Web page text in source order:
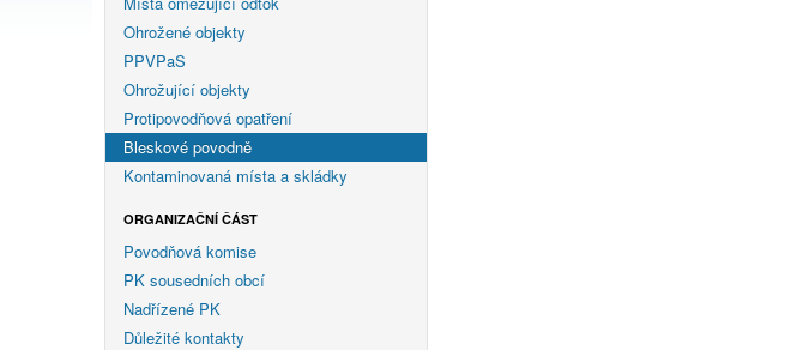
Ohrožené objekty
PPVPaS
Ohrožující objekty
Protipovodňová opatření
Bleskové povodně
Kontaminovaná místa a skládky
ORGANIZAČNÍ ČÁST
Povodňová komise
PK sousedních obcí
Nadřízené PK
Důležité kontakty